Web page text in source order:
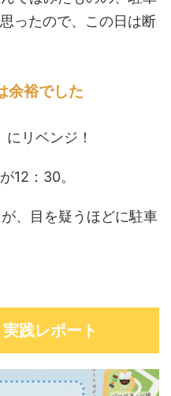
ったので、この日は断
余裕でした
リベンジ！
12：30。
、目を疑うほどに駐車
践レポート